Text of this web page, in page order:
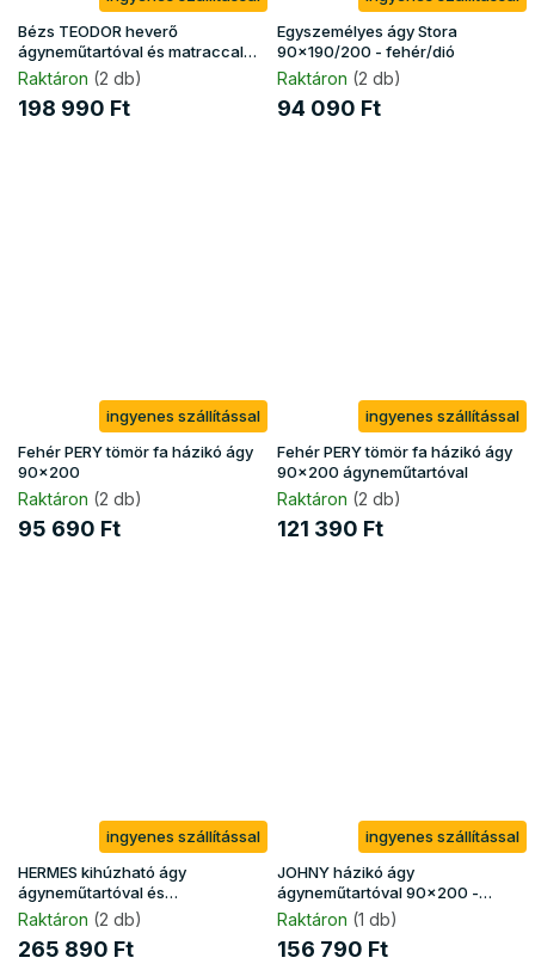
Bézs TEODOR heverő
ágyneműtartóval és matraccal
90x200
Raktáron (2 db)
198 990 Ft
Egyszemélyes ágy Stora
90x190/200 - fehér/dió
Raktáron (2 db)
94 090 Ft
ingyenes szállítással
Fehér PERY tömör fa házikó ágy
90x200
Raktáron (2 db)
95 690 Ft
ingyenes szállítással
Fehér PERY tömör fa házikó ágy
90x200 ágyneműtartóval
Raktáron (2 db)
121 390 Ft
ingyenes szállítással
HERMES kihúzható ágy
ágyneműtartóval és
matracokkal 80x200 - szürke
Raktáron (2 db)
265 890 Ft
ingyenes szállítással
JOHNY házikó ágy
ágyneműtartóval 90x200 -
fehér
Raktáron (1 db)
156 790 Ft